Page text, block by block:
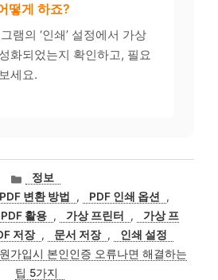
떻게 하죠?
램의 ‘인쇄’ 설정에서 가상
화되었는지 확인하고, 필요
세요.
카
테
고
리
정보
PDF 변환 방법 , PDF 인쇄 옵션
,
PDF 활용 , 가상 프린터 ,
가상 프
저장 , 문서 저장 ,
인쇄 설정
가입시 본인인증 오류나면 해결하는
팁 5가지